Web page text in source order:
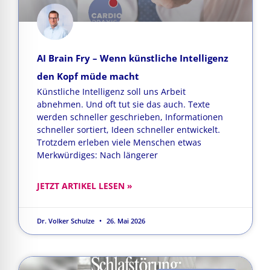
AI Brain Fry – Wenn künstliche Intelligenz
den Kopf müde macht
Künstliche Intelligenz soll uns Arbeit
abnehmen. Und oft tut sie das auch. Texte
werden schneller geschrieben, Informationen
schneller sortiert, Ideen schneller entwickelt.
Trotzdem erleben viele Menschen etwas
Merkwürdiges: Nach längerer
JETZT ARTIKEL LESEN »
Dr. Volker Schulze 26. Mai 2026